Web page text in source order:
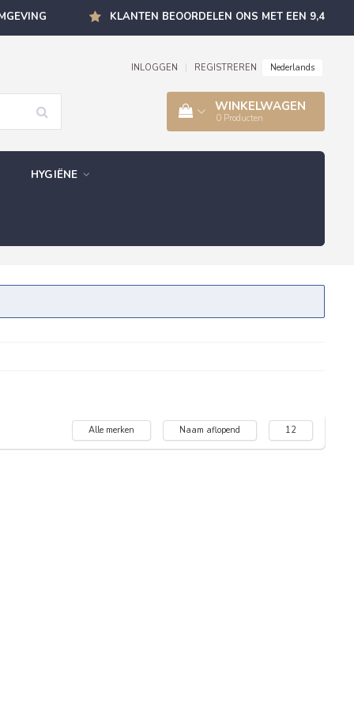
KLANTEN BEOORDELEN ONS MET EEN 9,4
INLOGGEN REGISTREREN Nederlands
WINKELWAGEN
0 Producten
HYGIËNE
Alle merken Naam aflopend 12